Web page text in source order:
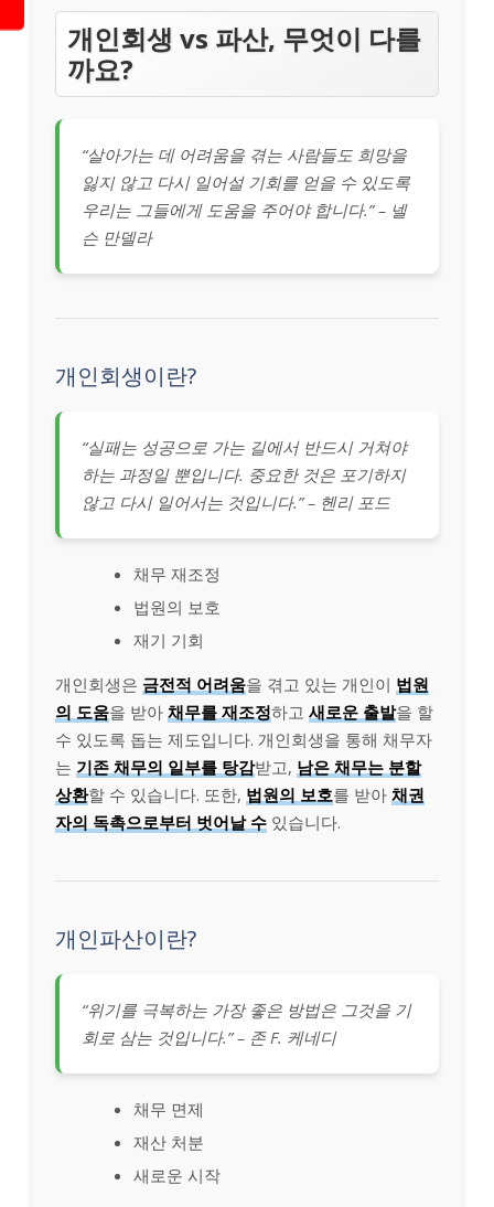
개인회생 vs 파산, 무엇이 다를
까요?
“살아가는 데 어려움을 겪는 사람들도 희망을
잃지 않고 다시 일어설 기회를 얻을 수 있도록
우리는 그들에게 도움을 주어야 합니다.” – 넬
슨 만델라
개인회생이란?
“실패는 성공으로 가는 길에서 반드시 거쳐야
하는 과정일 뿐입니다. 중요한 것은 포기하지
않고 다시 일어서는 것입니다.” – 헨리 포드
채무 재조정
법원의 보호
재기 기회
개인회생은 금전적 어려움을 겪고 있는 개인이 법원
의 도움을 받아 채무를 재조정하고 새로운 출발을 할
수 있도록 돕는 제도입니다. 개인회생을 통해 채무자
는 기존 채무의 일부를 탕감받고, 남은 채무는 분할
상환할 수 있습니다. 또한, 법원의 보호를 받아 채권
자의 독촉으로부터 벗어날 수 있습니다.
개인파산이란?
“위기를 극복하는 가장 좋은 방법은 그것을 기
회로 삼는 것입니다.” – 존 F. 케네디
채무 면제
재산 처분
새로운 시작